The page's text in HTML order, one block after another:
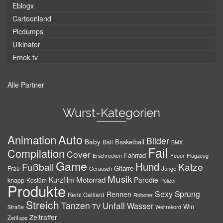
Eblogx
Cartoonland
Picdumps
Ulkinator
Emok.tv
Alle Partner
Wurst-Kategorien
AnimationAuto Baby Ball Basketball Bilder BMX
Compilation Cover Erschrecken Fahrrad Fail Feuer Flugzeug
Frau Fußball Game Geräusch Gitarre Hund Junge Katze
knapp Kostüm Kurzfilm Motorrad Musik Parodie Polizei
Produkte Remi Gaillard Rennen Roboter SexySprung
Straße Streich Tanzen TV Unfall Wasser Weltrekord Win
Zeitlupe Zeitraffer